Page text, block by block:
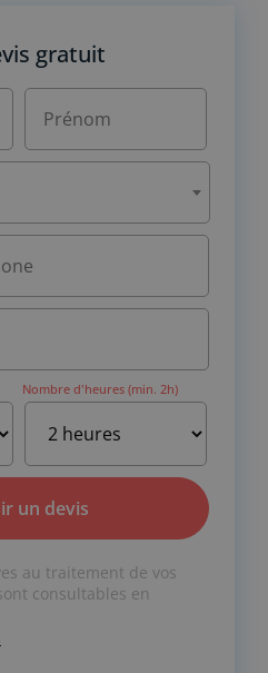
gratuit
Nombre d'heures (min. 2h)
au traitement de vos
consultables en